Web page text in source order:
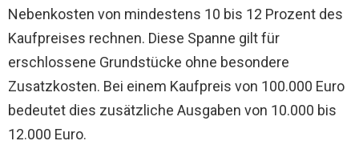
Nebenkosten von mindestens 10 bis 12 Prozent des
Kaufpreises rechnen. Diese Spanne gilt für
erschlossene Grundstücke ohne besondere
Zusatzkosten. Bei einem Kaufpreis von 100.000 Euro
bedeutet dies zusätzliche Ausgaben von 10.000 bis
12.000 Euro.